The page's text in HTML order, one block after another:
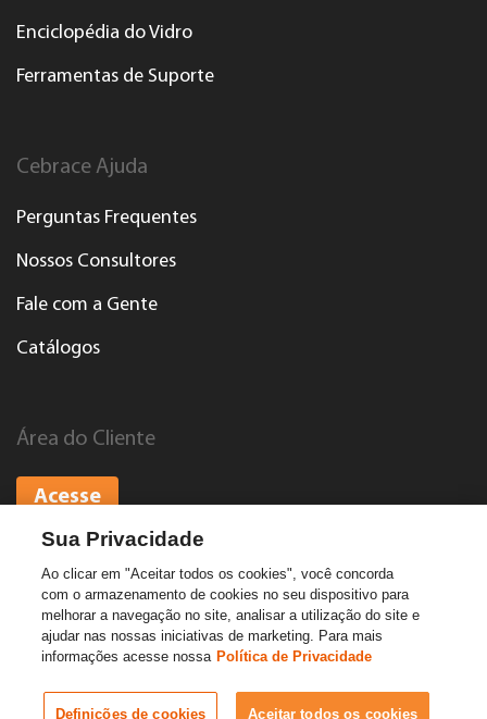
Enciclopédia do Vidro
Ferramentas de Suporte
Cebrace Ajuda
Perguntas Frequentes
Nossos Consultores
Fale com a Gente
Catálogos
Área do Cliente
Acesse
© Cebrace. Todos os direitos reservados.
Facebook
Instagram
Youtube
Linkedin
Sua Privacidade
Ao clicar em "Aceitar todos os cookies", você concorda
com o armazenamento de cookies no seu dispositivo para
melhorar a navegação no site, analisar a utilização do site e
ajudar nas nossas iniciativas de marketing. Para mais
informações acesse nossa Política de Privacidade
Definições de cookies Aceitar todos os cookies